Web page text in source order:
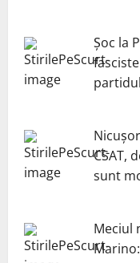
Șoc la
CSAT,
sunt
Meciul